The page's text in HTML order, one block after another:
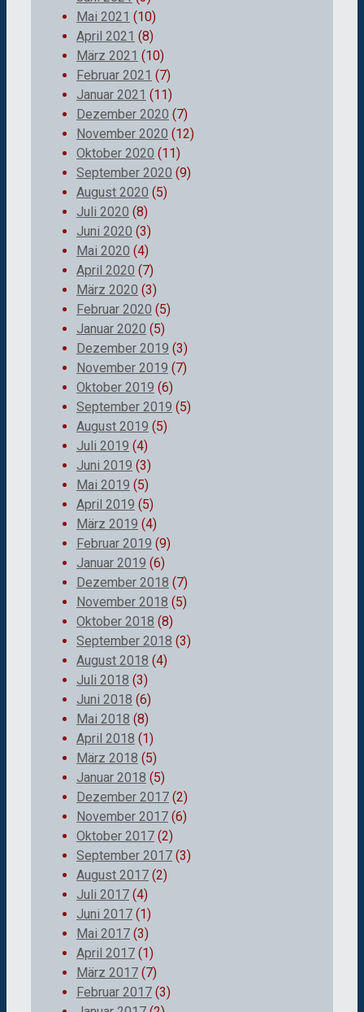
Mai 2021 (10)
April 2021 (8)
März 2021 (10)
Februar 2021 (7)
Januar 2021 (11)
Dezember 2020 (7)
November 2020 (12)
Oktober 2020 (11)
September 2020 (9)
August 2020 (5)
Juli 2020 (8)
Juni 2020 (3)
Mai 2020 (4)
April 2020 (7)
März 2020 (3)
Februar 2020 (5)
Januar 2020 (5)
Dezember 2019 (3)
November 2019 (7)
Oktober 2019 (6)
September 2019 (5)
August 2019 (5)
Juli 2019 (4)
Juni 2019 (3)
Mai 2019 (5)
April 2019 (5)
März 2019 (4)
Februar 2019 (9)
Januar 2019 (6)
Dezember 2018 (7)
November 2018 (5)
Oktober 2018 (8)
September 2018 (3)
August 2018 (4)
Juli 2018 (3)
Juni 2018 (6)
Mai 2018 (8)
April 2018 (1)
März 2018 (5)
Januar 2018 (5)
Dezember 2017 (2)
November 2017 (6)
Oktober 2017 (2)
September 2017 (3)
August 2017 (2)
Juli 2017 (4)
Juni 2017 (1)
Mai 2017 (3)
April 2017 (1)
März 2017 (7)
Februar 2017 (3)